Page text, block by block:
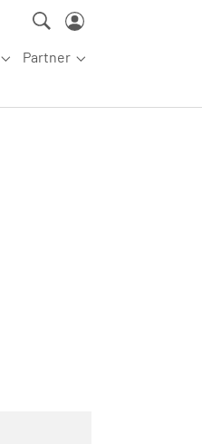
Submenu for "Über uns"
Partner
Submenu for